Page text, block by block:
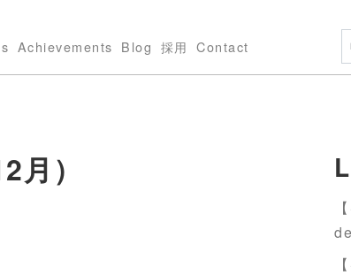
Achievements Blog 採用 Contact
）